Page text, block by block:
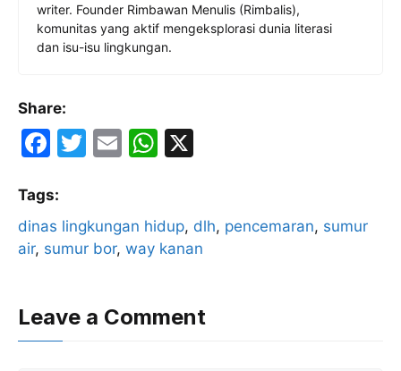
writer. Founder Rimbawan Menulis (Rimbalis),
komunitas yang aktif mengeksplorasi dunia literasi
dan isu-isu lingkungan.
Share:
F
c
e
b
o
k
T
er
E
l
W
s
A
p
Tags:
dinas lingkungan hidup, dlh, pencemaran, sumur
air, sumur bor, way kanan
Leave a Comment